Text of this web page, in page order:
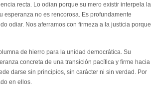
recta. Lo odian porque su mero existir interpela la
no es rencorosa. Es profundamente
odiar. Nos aferramos con firmeza a la justicia porque
de hierro para la unidad democrática. Su
concreta de una transición pacífica y firme hacia
darse sin principios, sin carácter ni sin verdad. Por
en ellos.